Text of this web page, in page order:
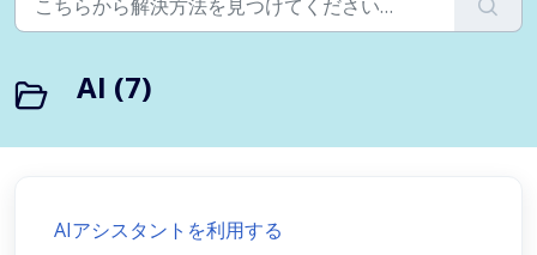
AI (7)
AIアシスタントを利用する